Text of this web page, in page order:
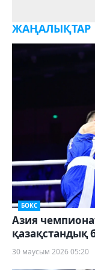
ЖАҢАЛЫҚТАР
БОКС
Азия
қазақстандық
30 маусым 2026 05:20